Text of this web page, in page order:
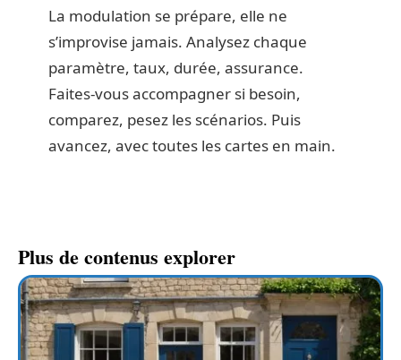
La modulation se prépare, elle ne
s’improvise jamais. Analysez chaque
paramètre, taux, durée, assurance.
Faites-vous accompagner si besoin,
comparez, pesez les scénarios. Puis
avancez, avec toutes les cartes en main.
Plus de contenus explorer